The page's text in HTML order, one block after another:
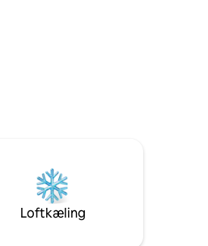
Loftkæling